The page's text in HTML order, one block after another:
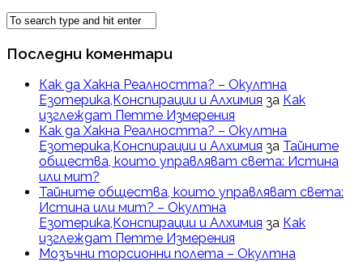
Последни коментари
Как да Хакна Реалността? – Окултна
Езотерика,Конспирации и Алхимия за Как
изглеждат Петте Измерения
Как да Хакна Реалността? – Окултна
Езотерика,Конспирации и Алхимия за Тайните
общества, които управляват света: Истина
или мит?
Тайните общества, които управляват света:
Истина или мит? – Окултна
Езотерика,Конспирации и Алхимия за Как
изглеждат Петте Измерения
Мозъчни торсионни полета – Окултна